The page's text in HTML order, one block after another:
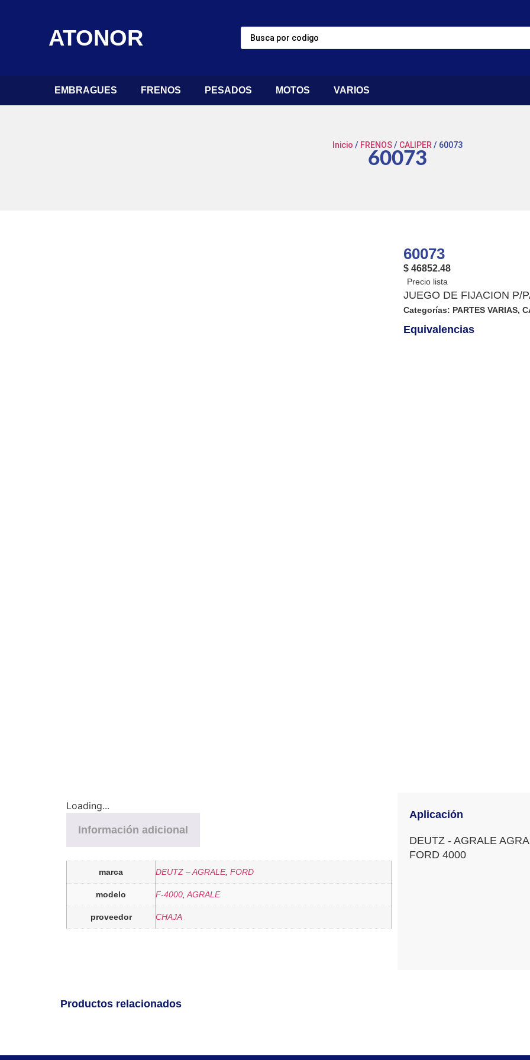
ATONOR
EMBRAGUES FRENOS PESADOS MOTOS VARIOS
Inicio / FRENOS/ CALIPER / 60073
60073
60073
$ 46852.48
JUEGO DE FIJACION P/
Categorías: PARTES VARIAS,
Equivalencias
Loading...
Información adicional
marca DEUTZ – AGRALE, FORD
modelo F-4000,AGRALE
proveedor CHAJA
Aplicación
DEUTZ - AGRALE
FORD 4000
Productos relacionados